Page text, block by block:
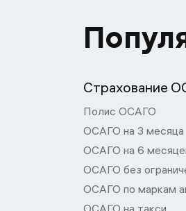
Страхование
Полис ОСАГО
ОСАГО на 3 месяца
ОСАГО на 6
ОСАГО без
ОСАГО по маркам
ОСАГО на такси